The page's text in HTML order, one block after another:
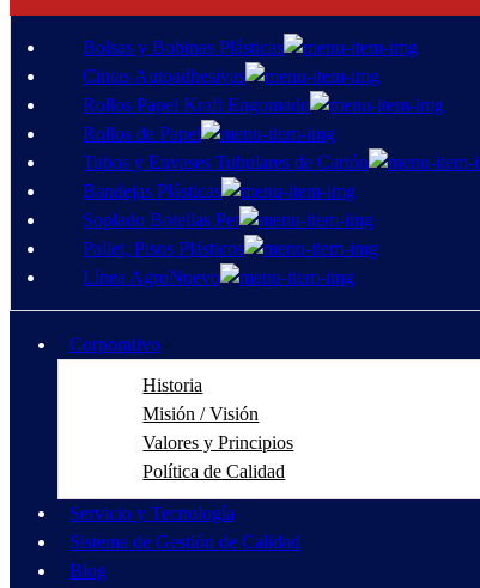
Bolsas y Bobinas Plásticas
Cintas Autoadhesivas
Rollos Papel Kraft Engomado
Rollos de Papel
Tubos y Envases Tubulares de Cartón
Bandejas Plásticas
Soplado Botellas Pet
Pallet, Pisos Plásticos
Línea AgroNuevo
Corporativo
Historia
Misión / Visión
Valores y Principios
Política de Calidad
Servicio y Tecnología
Sistema de Gestión de Calidad
Blog